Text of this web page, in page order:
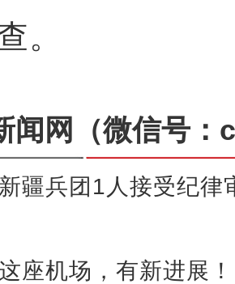
。
闻网 （微信号
新疆兵团1人接受纪律
座机场，有新进展！